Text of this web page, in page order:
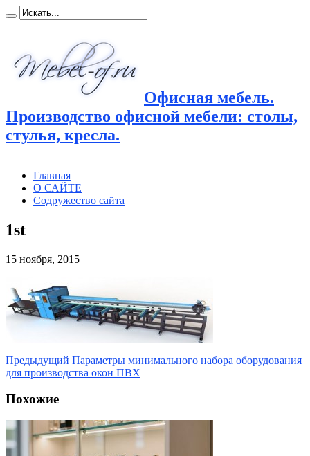
Офисная мебель.
Производство офисной мебели: столы,
стулья, кресла.
Главная
О САЙТЕ
Содружество сайта
1st
15 ноября, 2015
Предыдущий Параметры минимального набора оборудования
для производства окон ПВХ
Похожие